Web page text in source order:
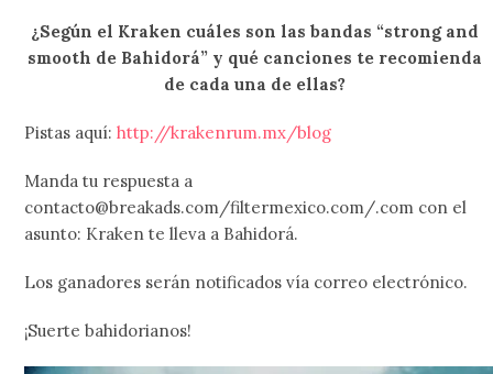
¿Según el Kraken cuáles son las bandas “strong and
smooth de Bahidorá” y qué canciones te recomienda
de cada una de ellas?
Pistas aquí:http://krakenrum.mx/blog
Manda tu respuesta a
contacto@breakads.com/filtermexico.com/.com con el
asunto: Kraken te lleva a Bahidorá.
Los ganadores serán notificados vía correo electrónico.
¡Suerte bahidorianos!